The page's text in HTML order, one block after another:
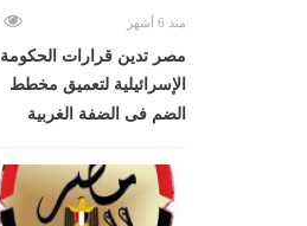
منذ 6 أشهر
مصر تدين قرارات الحكومة
الإسرائيلية لتعميق مخطط
الضم فى الضفة الغربية